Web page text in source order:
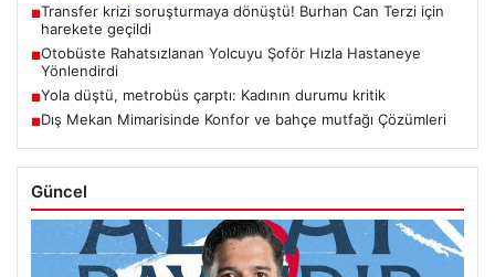
■Transfer krizi soruşturmaya dönüştü! Burhan Can Terzi için
harekete geçildi
■Otobüste Rahatsızlanan Yolcuyu Şoför Hızla Hastaneye
Yönlendirdi
■Yola düştü, metrobüs çarptı: Kadının durumu kritik
■Dış Mekan Mimarisinde Konfor ve bahçe mutfağı Çözümleri
Güncel